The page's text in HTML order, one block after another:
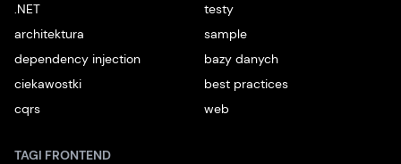
.NET
testy
architektura
sample
dependency injection
bazy danych
ciekawostki
best practices
cqrs
web
TAGI FRONTEND